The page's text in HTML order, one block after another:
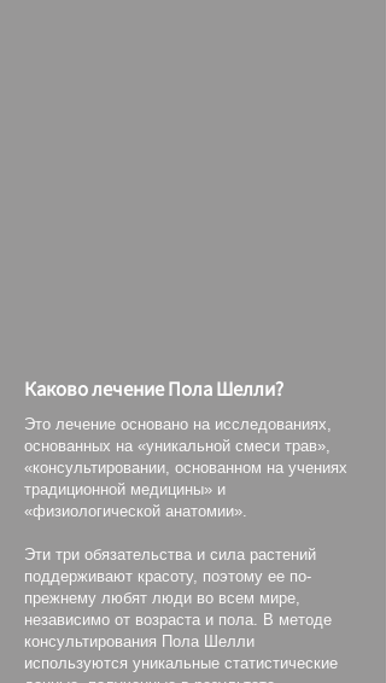
Каково лечение Пола Шелли?
Это лечение основано на исследованиях,
основанных на «уникальной смеси трав»,
«консультировании, основанном на учениях
традиционной медицины» и
«физиологической анатомии».
Эти три обязательства и сила растений
поддерживают красоту, поэтому ее по-
прежнему любят люди во всем мире,
независимо от возраста и пола. В методе
консультирования Пола Шелли
используются уникальные статистические